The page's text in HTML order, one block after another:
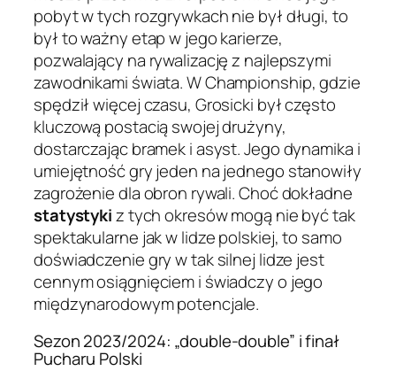
pobyt w tych rozgrywkach nie był długi, to
był to ważny etap w jego karierze,
pozwalający na rywalizację z najlepszymi
zawodnikami świata. W Championship, gdzie
spędził więcej czasu, Grosicki był często
kluczową postacią swojej drużyny,
dostarczając bramek i asyst. Jego dynamika i
umiejętność gry jeden na jednego stanowiły
zagrożenie dla obron rywali. Choć dokładne
statystykiz tych okresów mogą nie być tak
spektakularne jak w lidze polskiej, to samo
doświadczenie gry w tak silnej lidze jest
cennym osiągnięciem i świadczy o jego
międzynarodowym potencjale.
Sezon 2023/2024: „double-double” i finał
Pucharu Polski